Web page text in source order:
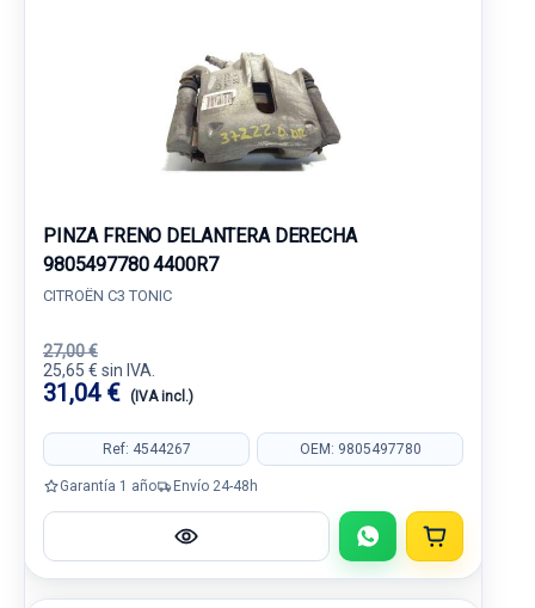
PINZA FRENO DELANTERA DERECHA
9805497780 4400R7
CITROËN C3 TONIC
27,00 €
25,65 € sin IVA.
31,04 € (IVA incl.)
Ref: 4544267 OEM: 9805497780
Garantía 1 año Envío 24-48h